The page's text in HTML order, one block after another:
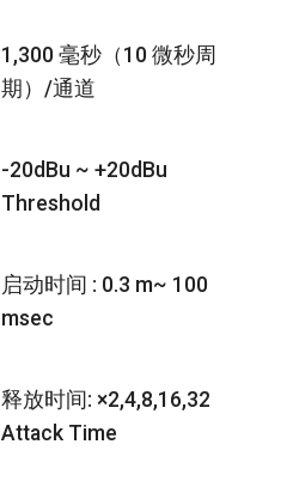
1,300 毫秒（10 微秒周
期）/通道
-20dBu ~ +20dBu
Threshold
启动时间 : 0.3 m~ 100
msec
释放时间: ×2,4,8,16,32
Attack Time